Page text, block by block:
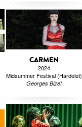
CARMEN
2024
Midsummer Festival (Hardelot)
Georges Bizet